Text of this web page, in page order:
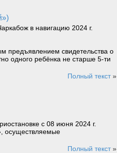
в навигацию 2024 г.
предъявлением свидетельства о
одного ребёнка не старше 5-ти
Полный текст»
с 08 июня 2024 г.
осуществляемые
Полный текст»